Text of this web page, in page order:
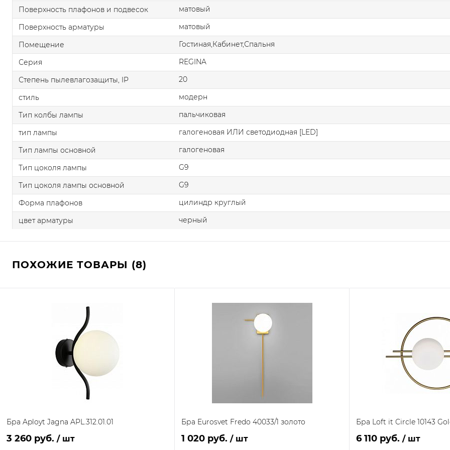
Поверхность плафонов и подвесок
матовый
Поверхность арматуры
матовый
Помещение
Гостиная,Кабинет,Спальня
Серия
REGINA
Степень пылевлагозащиты, IP
20
стиль
модерн
Тип колбы лампы
пальчиковая
тип лампы
галогеновая ИЛИ светодиодная [LED]
Тип лампы основной
галогеновая
Тип цоколя лампы
G9
Тип цоколя лампы основной
G9
Форма плафонов
цилиндр круглый
цвет арматуры
черный
ПОХОЖИЕ ТОВАРЫ (8)
Бра Aployt Jagna APL.312.01.01
3 260 руб. / шт
Бра Eurosvet Fredo 40033/1 золото
1 020 руб. / шт
Бра Loft it Circle 10143
6 110 руб. / шт